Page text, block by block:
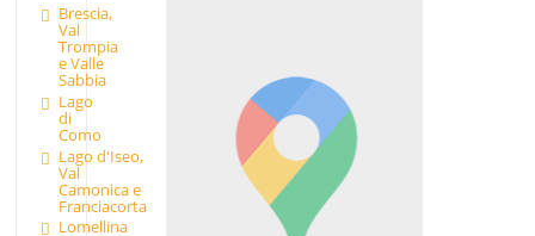
Brescia,
Val
Trompia
e Valle
Sabbia
Lago
di
Como
Lago d'Iseo,
Val
Camonica e
Franciacorta
Lomellina